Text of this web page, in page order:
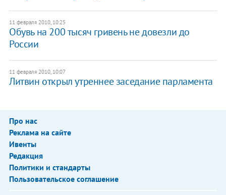
11 февраля 2010, 10:25
Обувь на 200 тысяч гривень не довезли до
России
11 февраля 2010, 10:07
Литвин открыл утреннее заседание парламента
Про нас
Реклама на сайте
Ивенты
Редакция
Политики и стандарты
Пользовательское соглашение